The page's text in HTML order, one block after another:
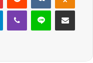
TelegramViber Line E-Posta ile